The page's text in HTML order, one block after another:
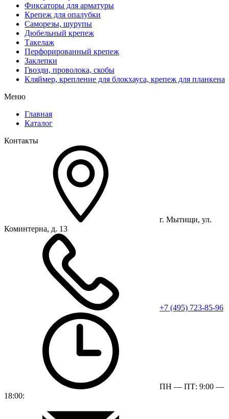
Фиксаторы для арматуры
Крепеж для опалубки
Саморезы, шурупы
Дюбельный крепеж
Такелаж
Перфорированный крепеж
Заклепки
Гвозди, проволока, скобы
Кляймер, крепление для блокхауса, крепеж для планкена
Меню
Главная
Каталог
Контакты
г. Мытищи, ул.
Коминтерна, д. 13
+7 (495) 723-85-96
ПН — ПТ: 9:00 —
18:00: